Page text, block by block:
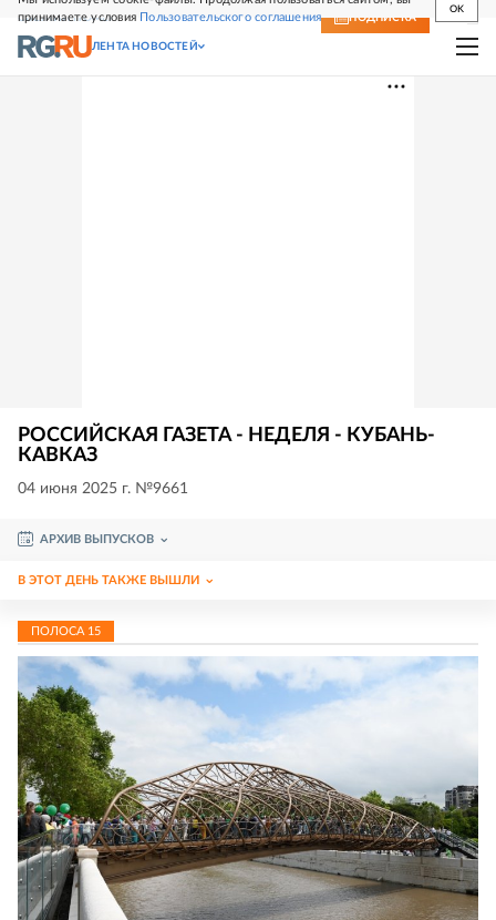
принимаете условия Пользовательского соглашения
OK
СВЕЖИЙ НОМЕР ПОДПИСКА
ЛЕНТА НОВОСТЕЙ
РОССИЙСКАЯ ГАЗЕТА - НЕДЕЛЯ - КУБАНЬ-
КАВКАЗ
04 июня 2025 г. №9661
АРХИВ ВЫПУСКОВ
В ЭТОТ ДЕНЬ ТАКЖЕ ВЫШЛИ
ПОЛОСА 15